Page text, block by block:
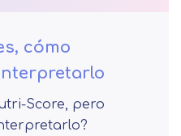
cómo
Score, pero